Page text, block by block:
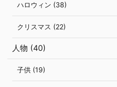
ハロウィン (38)
クリスマス (22)
人物 (40)
子供 (19)